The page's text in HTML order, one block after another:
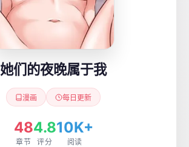
她们的夜晚属于我
漫画 每日更新
48
章节
4.8
评分
10K+
阅读